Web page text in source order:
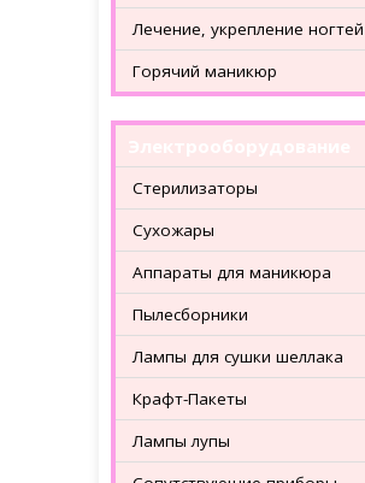
Лечение, укрепление ногтей
Горячий маникюр
Стерилизаторы
Сухожары
Аппараты для маникюра
Пылесборники
Лампы для сушки шеллака
Крафт-Пакеты
Лампы лупы